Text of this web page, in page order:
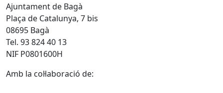
Ajuntament de Bagà
Plaça de Catalunya, 7 bis
08695 Bagà
Tel. 93 824 40 13
NIF P0801600H
Amb la col·laboració de: